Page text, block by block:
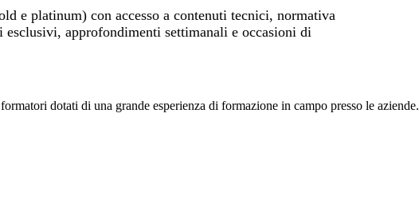
e platinum) con accesso a contenuti tecnici, normativa
approfondimenti settimanali e occasioni di
dotati di una grande esperienza di formazione in campo presso le aziende.